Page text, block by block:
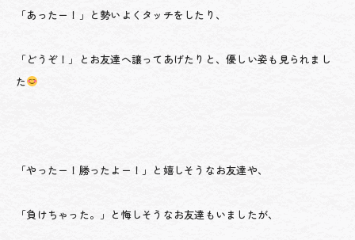
「あったー！」と勢いよくタッチをしたり、
「どうぞ！」とお友達へ譲ってあげたりと、優しい姿も見られまし
た
「やったー！勝ったよー！」と嬉しそうなお友達や、
「負けちゃった。」と悔しそうなお友達もいましたが、